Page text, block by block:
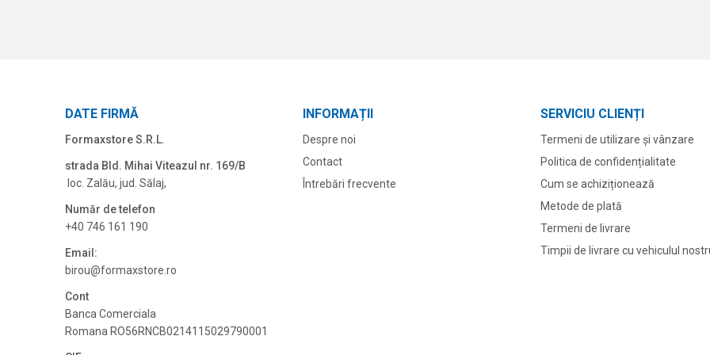
DATE FIRMĂ
Formaxstore S.R.L.
strada Bld. Mihai Viteazul nr. 169/B
loc. Zalău, jud. Sălaj,
Număr de telefon
+40 746 161 190
Email:
birou@formaxstore. ro
Cont
Banca Comerciala
Romana RO56RNCB0214115029790001
INFORMAȚII
Despre noi
Contact
Întrebări frecvente
SERVICIU CLIENȚI
Termeni de utilizare și vânzare
Politica de confidențialitate
Cum se achiziționează
Metode de plată
Termeni de livrare
Timpii de livrare cu vehiculul